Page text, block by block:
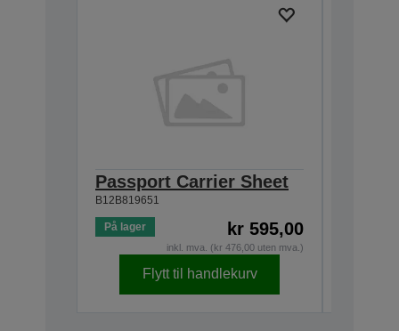
Passport Carrier Sheet
B12B819651
På lager kr 595,00
inkl. mva. (kr 476,00 uten mva.)
Flytt til handlekurv